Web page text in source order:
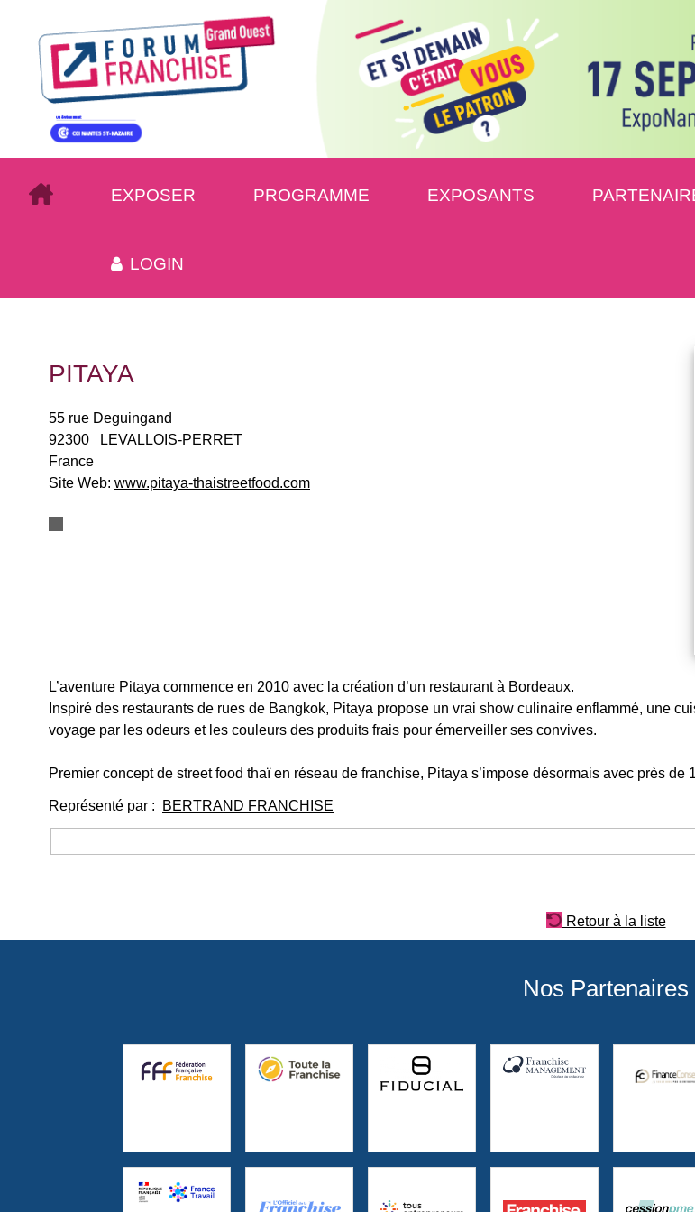
EXPOSER PROGRAMME EXPOSANTS
LOGIN
PITAYA
55 rue Deguingand
92300
LEVALLOIS-PERRET
France
Site Web: www.pitaya-thaistreetfood.com
L’aventure Pitaya commence en 2010 avec la création d’un restaurant à Bordeaux.
Inspiré des restaurants de rues de Bangkok, Pitaya propose un vrai show culinaire enflammé, une
voyage par les odeurs et les couleurs des produits frais pour émerveiller ses convives.
Premier concept de street food thaï en réseau de franchise, Pitaya s’impose désormais avec près de
Représenté par : BERTRAND FRANCHISE
Retour à la liste
Nos Partenaires